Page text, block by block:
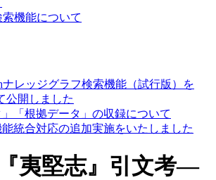
機能について
ナレッジグラフ検索機能（試行版）を
公開しました
」「根拠データ」の収録について
統合対応の追加実施をいたしました
夷堅志』引文考―